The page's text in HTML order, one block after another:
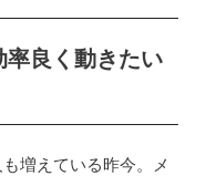
率良く動きたい
増えている昨今。メ